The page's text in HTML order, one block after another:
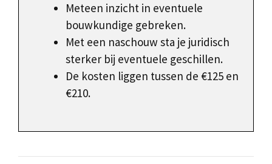
Meteen inzicht in eventuele
bouwkundige gebreken.
Met een naschouw sta je juridisch
sterker bij eventuele geschillen.
De kosten liggen tussen de €125 en
€210.